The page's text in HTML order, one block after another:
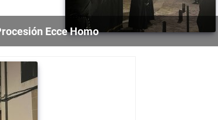
Procesión Ecce Homo